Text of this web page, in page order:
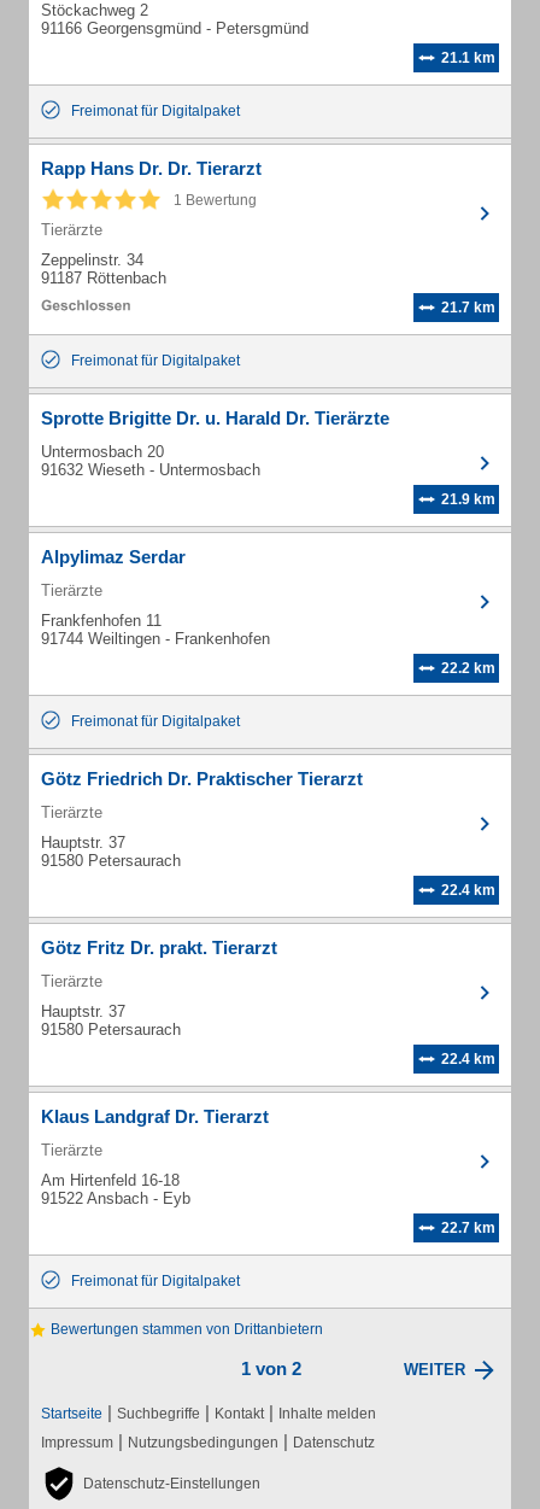
Stöckachweg 2
91166 Georgensgmünd - Petersgmünd
21.1 km
Freimonat für Digitalpaket
Rapp Hans Dr. Dr. Tierarzt
1 Bewertung
Tierärzte
Zeppelinstr. 34
91187 Röttenbach
21.7 km
Freimonat für Digitalpaket
Sprotte Brigitte Dr. u. Harald Dr. Tierärzte
Untermosbach 20
91632 Wieseth - Untermosbach
21.9 km
Alpylimaz Serdar
Tierärzte
Frankfenhofen 11
91744 Weiltingen - Frankenhofen
22.2 km
Freimonat für Digitalpaket
Götz Friedrich Dr. Praktischer Tierarzt
Tierärzte
Hauptstr. 37
91580 Petersaurach
22.4 km
Götz Fritz Dr. prakt. Tierarzt
Tierärzte
Hauptstr. 37
91580 Petersaurach
22.4 km
Klaus Landgraf Dr. Tierarzt
Tierärzte
Am Hirtenfeld 16-18
91522 Ansbach - Eyb
22.7 km
Freimonat für Digitalpaket
Bewertungen stammen von Drittanbietern
1 von 2 WEITER
Startseite | Suchbegriffe | Kontakt | Inhalte melden
Impressum | Nutzungsbedingungen | Datenschutz
Datenschutz-Einstellungen